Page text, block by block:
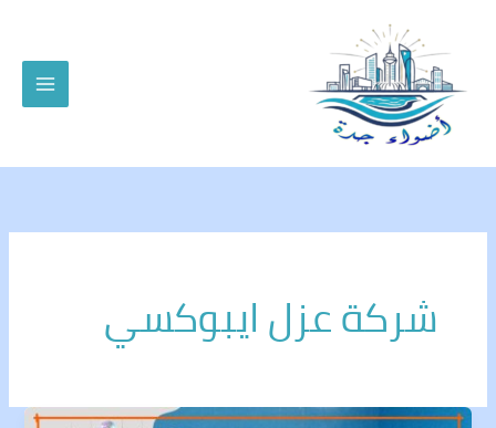
المحتوى
شركة عزل ايبوكسي